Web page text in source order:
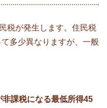
税が発生します。住民税
多少異なりますが、一般
課税になる最低所得45